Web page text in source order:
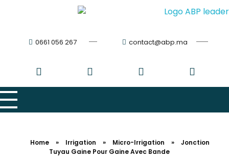
0661 056 267 contact@abp.ma
Home » Irrigation » Micro-Irrigation »
Jonction
Tuyau Gaine Pour Gaine Avec Bande